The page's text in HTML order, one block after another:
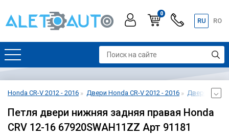
0
RU RO
Honda CR-V 2012 - 2016 Двери Honda CR-V 2012 - 2016 Дверь
Петля двери нижняя задняя правая Honda
CRV 12-16 67920SWAH11ZZ Арт 91181